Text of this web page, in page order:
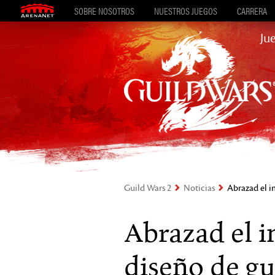
SOBRE NOSOTROS NUESTROS JUEGOS CARRERA
Guild Wars 2 Noticias Abrazad el
Abrazad el
diseño de